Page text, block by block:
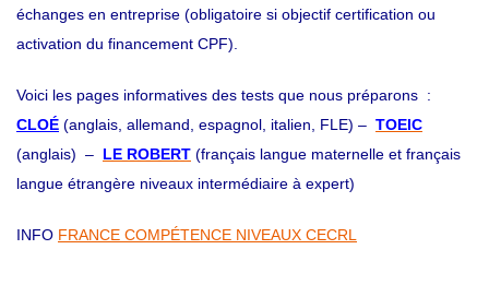
échanges en entreprise (obligatoire si objectif certification ou
activation du financement CPF).
Voici les pages informatives des tests que nous préparons :
CLOÉ (anglais, allemand, espagnol, italien, FLE) – TOEIC
(anglais) – LE ROBERT (français langue maternelle et français
langue étrangère niveaux intermédiaire à expert)
INFO FRANCE COMPÉTENCE NIVEAUX CECRL